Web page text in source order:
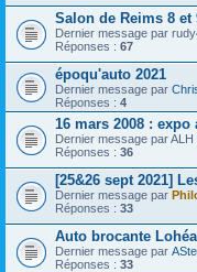
Salon de Reims 8 et
Dernier message par
Réponses : 67
époqu'auto 2021
Dernier message par
Réponses : 4
16 mars 2008 :
Dernier message parALH
Réponses : 36
[25&26 sept 2021]
Dernier message par
Réponses : 33
Auto brocante
Dernier message par
Réponses : 33